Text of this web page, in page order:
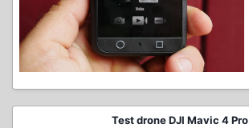
Test drone DJI Mavic 4 Pro